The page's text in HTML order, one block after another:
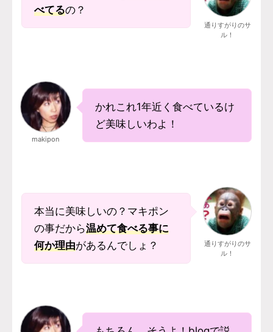
べてるの？
通りすがりのサ
ル！
makipon
かれこれ1年近く食べているけ
ど美味しいわよ！
本当に美味しいの？マキポン
の事だから温めて食べる事に
何か理由があるんでしょ？
通りすがりのサ
ル！